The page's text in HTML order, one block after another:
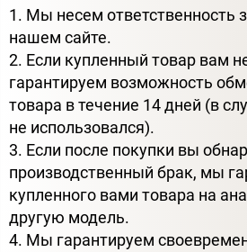
1. Мы несем ответственность
нашем сайте.
2. Если купленный товар вам
гарантируем возможность
товара в течение 14 дней (в
не использовался).
3. Если после покупки вы
производственный брак, мы
купленного вами товара на
другую модель.
4. Мы гарантируем